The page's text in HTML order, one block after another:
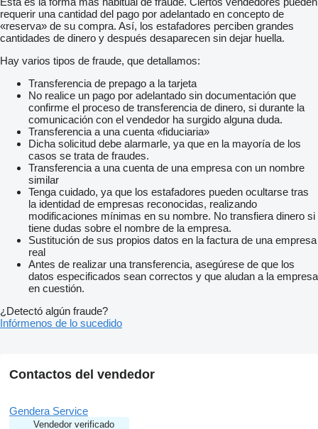
requerir una cantidad del pago por adelantado en concepto de
«reserva» de su compra. Así, los estafadores perciben grandes
cantidades de dinero y después desaparecen sin dejar huella.
Hay varios tipos de fraude, que detallamos:
Transferencia de prepago a la tarjeta
No realice un pago por adelantado sin documentación que
confirme el proceso de transferencia de dinero, si durante la
comunicación con el vendedor ha surgido alguna duda.
Transferencia a una cuenta «fiduciaria»
Dicha solicitud debe alarmarle, ya que en la mayoría de los
casos se trata de fraudes.
Transferencia a una cuenta de una empresa con un nombre
similar
Tenga cuidado, ya que los estafadores pueden ocultarse tras
la identidad de empresas reconocidas, realizando
modificaciones mínimas en su nombre. No transfiera dinero si
tiene dudas sobre el nombre de la empresa.
Sustitución de sus propios datos en la factura de una empresa
real
Antes de realizar una transferencia, asegúrese de que los
datos especificados sean correctos y que aludan a la empresa
en cuestión.
¿Detectó algún fraude?
Infórmenos de lo sucedido
Contactos del vendedor
Gendera Service
Vendedor verificado